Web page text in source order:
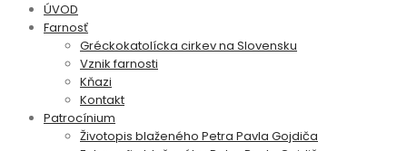
ÚVOD
Farnosť
Gréckokatolícka cirkev na Slovensku
Vznik farnosti
Kňazi
Kontakt
Patrocínium
Životopis blaženého Petra Pavla Gojdiča